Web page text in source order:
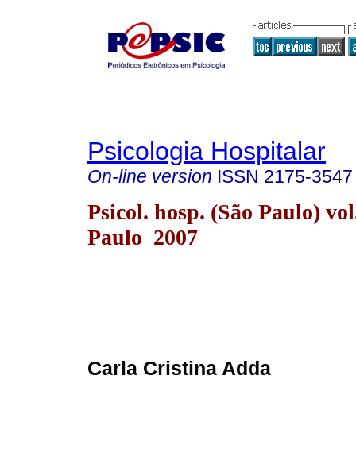
Psicologia Hospitalar
On-line version ISSN 2175-3547
Psicol. hosp. (São Paulo)
Paulo 2007
Carla Cristina Adda